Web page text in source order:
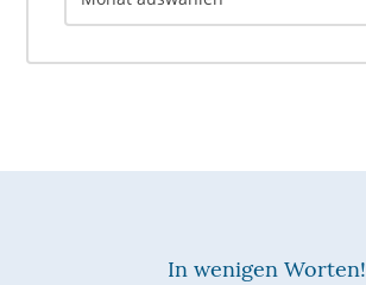
In wenigen Worten!